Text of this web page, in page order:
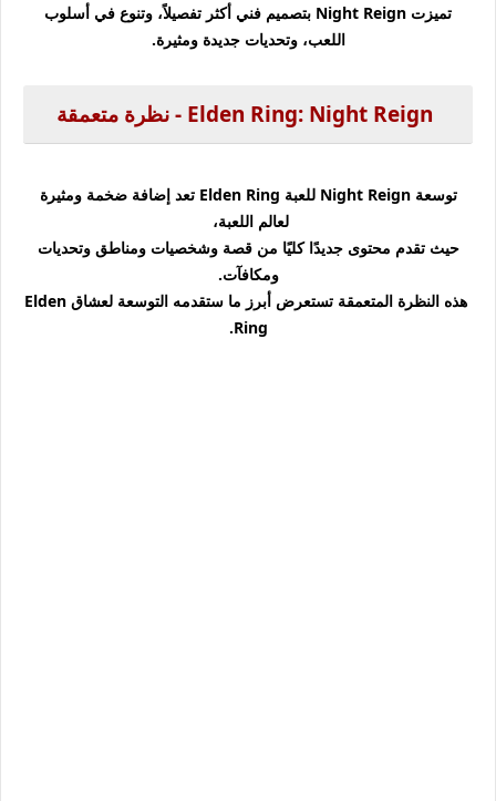
تميزت Night Reign بتصميم فني أكثر تفصيلاً، وتنوع في أسلوب
اللعب، وتحديات جديدة ومثيرة.
Elden Ring: Night Reign - نظرة متعمقة
توسعة Night Reign للعبة Elden Ring تعد إضافة ضخمة ومثيرة
لعالم اللعبة،
حيث تقدم محتوى جديدًا كليًا من قصة وشخصيات ومناطق وتحديات
ومكافآت.
هذه النظرة المتعمقة تستعرض أبرز ما ستقدمه التوسعة لعشاق Elden
Ring.